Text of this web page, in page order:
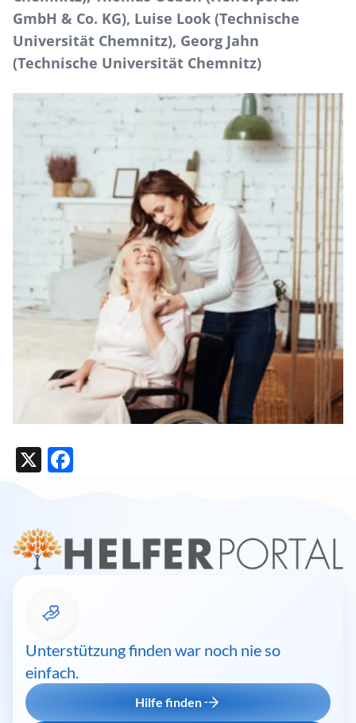
GmbH & Co. KG), Luise Look (Technische
Universität Chemnitz), Georg Jahn
(Technische Universität Chemnitz)
X
Unterstützung finden war noch nie so
einfach.
Hilfe finden